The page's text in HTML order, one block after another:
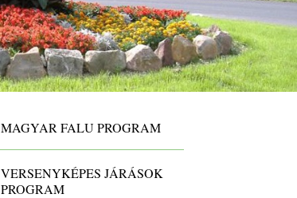
MAGYAR FALU PROGRAM
VERSENYKÉPES JÁRÁSOK
PROGRAM